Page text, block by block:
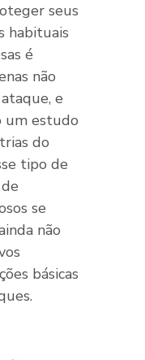
seus
habituais
é
não
e
um estudo
do
tipo de
se
não
básicas